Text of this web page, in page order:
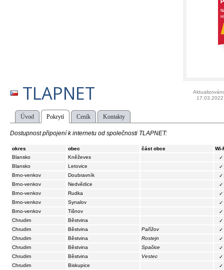
TLAPNET
17.03.2022
Úvod Pokrytí Ceník Kontakty
Dostupnost připojení k internetu od společnosti TLAPNET:
okres obec část obce
Wi-
Blansko
Kněževes
✓
Blansko
Letovice
✓
Brno-venkov
Doubravník
✓
Brno-venkov
Nedvědice
✓
Brno-venkov
Rudka
✓
Brno-venkov
Synalov
✓
Brno-venkov
Tišnov
✓
Chrudim
Běstvina
✓
Chrudim
Běstvina Pařížov
✓
Chrudim
Běstvina Rostejn
✓
Chrudim
Běstvina Spačice
✓
Chrudim
Běstvina Vestec
✓
Chrudim
Biskupice
✓